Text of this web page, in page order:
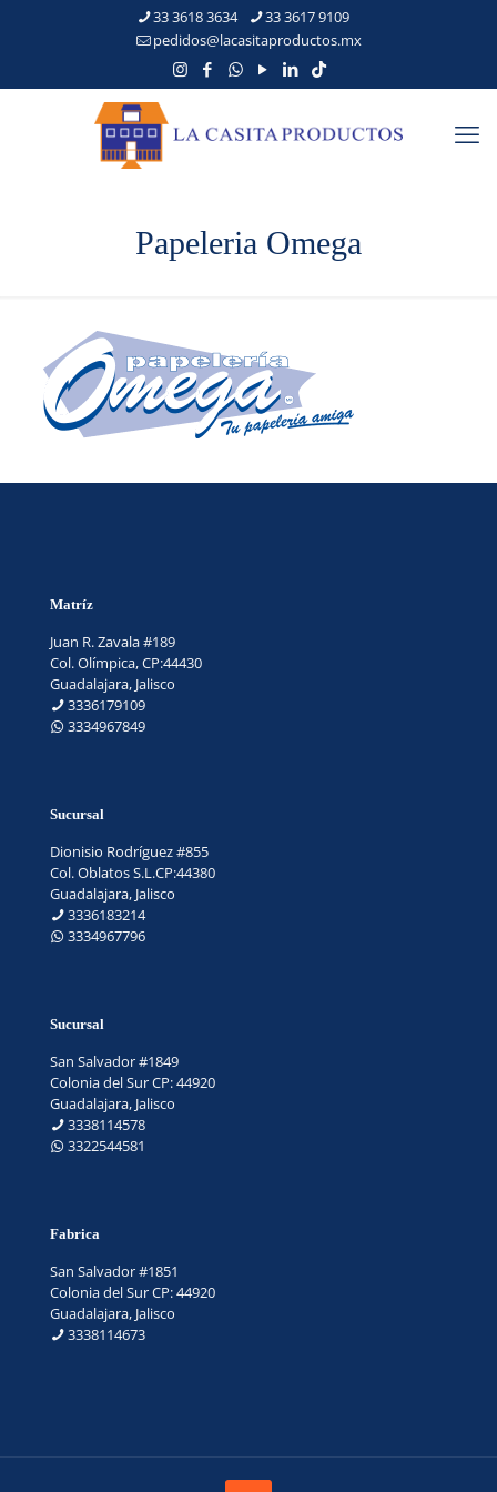
33 3618 3634
33 3617 9109
pedidos@lacasitaproductos.mx
Papeleria Omega
Matríz
Juan R. Zavala #189
Col. Olímpica, CP:44430
Guadalajara, Jalisco
3336179109
3334967849
Sucursal
Dionisio Rodríguez #855
Col. Oblatos S.L.CP:44380
Guadalajara, Jalisco
3336183214
3334967796
Sucursal
San Salvador #1849
Colonia del Sur CP: 44920
Guadalajara, Jalisco
3338114578
3322544581
Fabrica
San Salvador #1851
Colonia del Sur CP: 44920
Guadalajara, Jalisco
3338114673